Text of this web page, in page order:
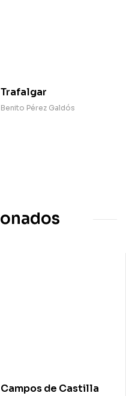
Trafalgar
Benito Pérez Galdós
Campos de Castilla